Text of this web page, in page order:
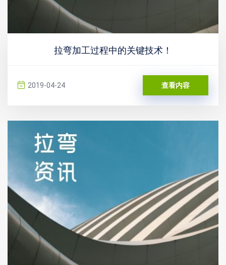
拉弯加工过程中的关键技术！
2019-04-24 查看内容